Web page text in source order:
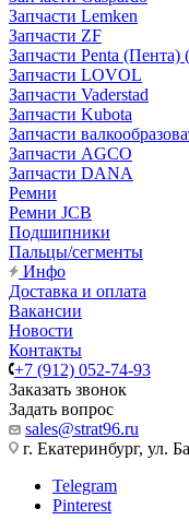
Запчасти Lemken
Запчасти ZF
Запчасти Penta (Пента)
Запчасти LOVOL
Запчасти Vaderstad
Запчасти Kubota
Запчасти
Запчасти AGCO
Запчасти DANA
Ремни
Ремни JCB
Подшипники
Пальцы/сегменты
Инфо
Доставка и оплата
Вакансии
Новости
Контакты
+7 (912) 052-74-93
Заказать звонок
Задать вопрос
sales@strat96.ru
г. Екатеринбург, ул.
Telegram
Pinterest